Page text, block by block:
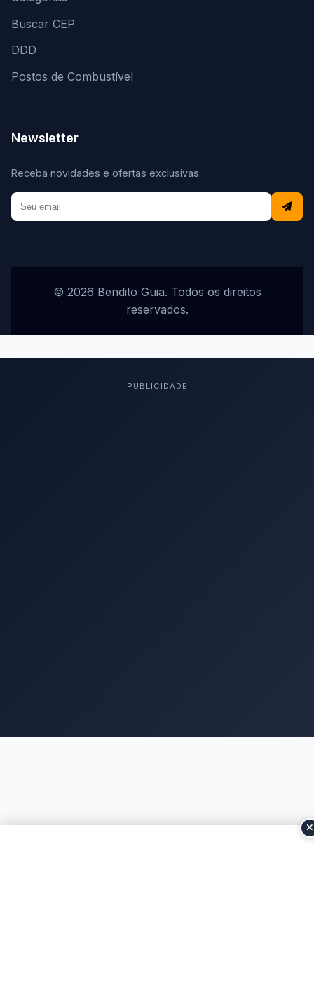
Buscar CEP
DDD
Postos de Combustível
Newsletter
Receba novidades e ofertas exclusivas.
© 2026 Bendito Guia. Todos os direitos
reservados.